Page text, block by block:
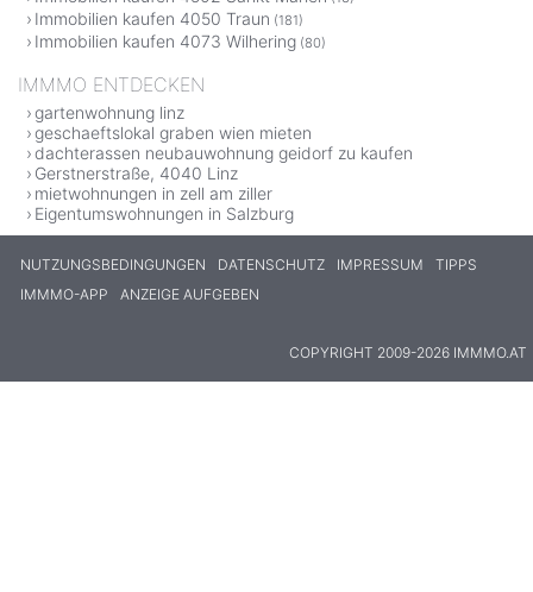
Immobilien kaufen 4050 Traun (181)
Immobilien kaufen 4073 Wilhering (80)
IMMMO ENTDECKEN
gartenwohnung linz
geschaeftslokal graben wien mieten
dachterassen neubauwohnung geidorf zu kaufen
Gerstnerstraße, 4040 Linz
mietwohnungen in zell am ziller
Eigentumswohnungen in Salzburg
NUTZUNGSBEDINGUNGEN DATENSCHUTZ IMPRESSUM
TIPPS
IMMMO-APP
ANZEIGE AUFGEBEN
COPYRIGHT 2009-2026 IMMMO.AT